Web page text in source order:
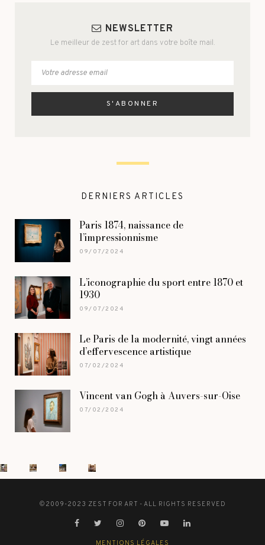
NEWSLETTER
Le meilleur de zest for art dans votre boîte mail.
DERNIERS ARTICLES
Paris 1874, naissance de
l’impressionnisme
09/07/2024
L’iconographie du sport entre 1870 et
1930
09/07/2024
Le Paris de la modernité, vingt années
d’effervescence artistique
07/02/2024
Vincent van Gogh à Auvers-sur-Oise
07/02/2024
©2009-2023 ZEST FOR ART - ALL RIGHTS RESERVED
MENTIONS LÉGALES